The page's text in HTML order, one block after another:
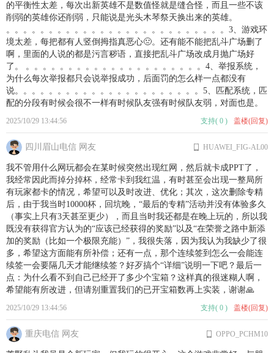
2025/10/29 13:44:56
的平衡性太差，每次出新英雄不是数值怪就是缝合怪，而且一些不该
削弱的英雄你还削弱，只能说是光头木琴祭天换出来的英雄。
。。。。。。。。。。。。。。。。。。。。。。。。。。3、游戏环
境太差，每把都有人竖倒拇指真恶心🤢。还有能不能把乱斗广场删了
啊，里面的人说的都是污言秽语，直接把乱斗广场改成月抛广场好
了。 。。。。。。。。。。。。。。。。。。。。。4、举报系统，
为什么每次举报都只会说举报成功，后面罚的怎么样一点都没有
说。。。。。。。。。。。。。。。。。。。。。。5、匹配系统，匹
配的分段有时候会很不一样有时候队友强有时候队友弱，对面也是。
支持( 0 ) 盖楼(回复)
四川眉山电信 网友
2025/10/29 13:44:56
我不管用什么网玩都会在某时候突然出现红网，然后就卡成PPT了，
我经常因此而掉分掉杯，经常卡到我红温，有时甚至会出现一整局所
有玩家都卡的情况，希望可以及时改进、优化；其次，这次删除专精
后，由于我当时10000杯，回坑晚，“最后的专精”活动并没有体验多久
（事实上只有3天甚至更少），而且当时我还都是在晚上玩的，所以我
既没有获得官方认为的“应该已经获得的奖励”以及“在荣誉之路中新添
加的奖励（比如一个极限充能）”，我很失落，因为我认为我缺少了很
多，希望这方面能有所补偿；还有一点，那个连续签到怎么一会能连
续签一会要隔几天才能继续签？好歹搞个“详细”说明一下吧？最后一
点：为什么看不到自己已经开了多少个宝箱？这样真的很迷糊人啊，
希望能有所改进，但请别重置我们的已开宝箱数再上实装，谢谢🙏
HUAWEI_FIG-AL00
支持( 0 ) 盖楼(回复)
重庆电信 网友 OPPO_PCHM10